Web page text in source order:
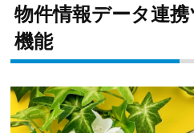
物件情報データ連
機能